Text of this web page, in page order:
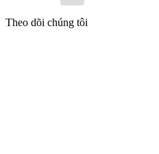
Theo dõi chúng tôi